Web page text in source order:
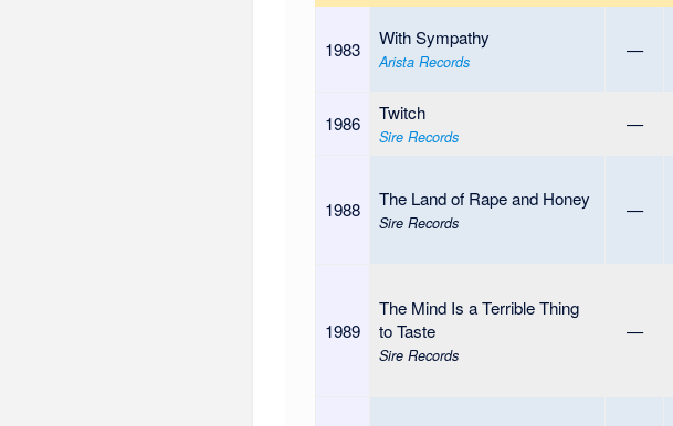
1983
With Sympathy
Arista Records
—
1986 Twitch
Sire Records
—
1988 The Land of Rape and Honey
Sire Records
—
1989
The Mind Is a Terrible Thing
to Taste
Sire Records
—